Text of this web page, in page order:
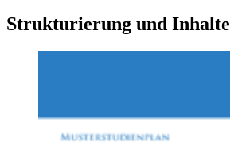
Strukturierung und Inhalte